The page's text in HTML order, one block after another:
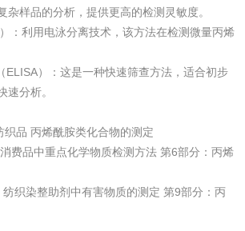
杂样品的分析，提供更高的检测灵敏度。
：利用电泳分离技术，该方法在检测微量丙烯
ELISA）：这是一种快速筛查方法，适合初步
速分析。
品 丙烯酰胺类化合物的测定
费品中重点化学物质检测方法 第6部分：丙烯
织染整助剂中有害物质的测定 第9部分：丙
化妆品毒理试验 化妆品毒理测试
性试验
皮肤光变态反应试
化产品